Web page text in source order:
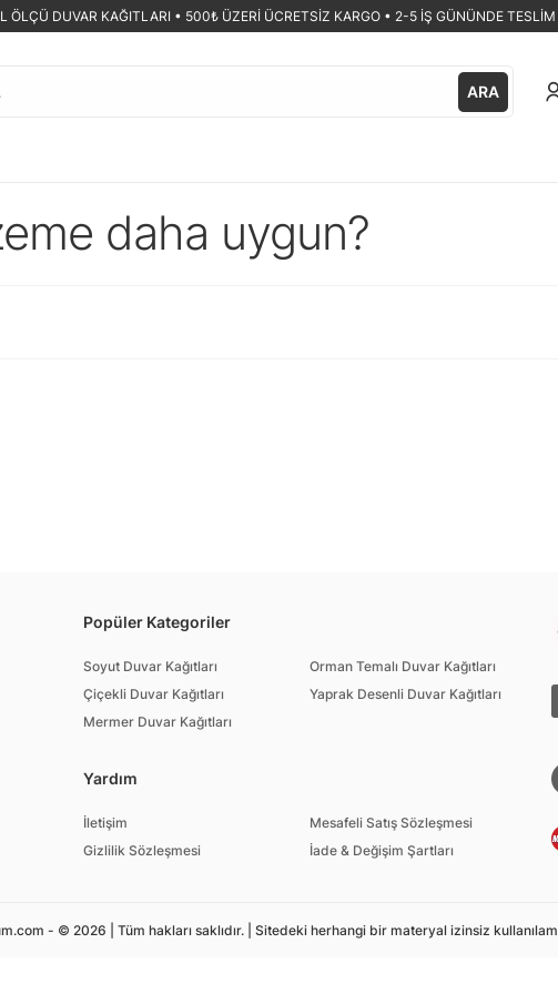
ÖLÇÜ DUVAR KAĞITLARI • 500₺ ÜZERİ ÜCRETSİZ KARGO • 2-5 İŞ GÜNÜNDE TESLİM
ARA
daha uygun?
Popüler Kategoriler
Soyut Duvar Kağıtları
Çiçekli Duvar Kağıtları
Mermer Duvar Kağıtları
Orman Temalı Duvar Kağıtları
Yaprak Desenli Duvar Kağıtları
Yardım
İletişim
Gizlilik Sözleşmesi
Mesafeli Satış Sözleşmesi
İade & Değişim Şartları
- © 2026 | Tüm hakları saklıdır. | Sitedeki herhangi bir materyal izinsiz